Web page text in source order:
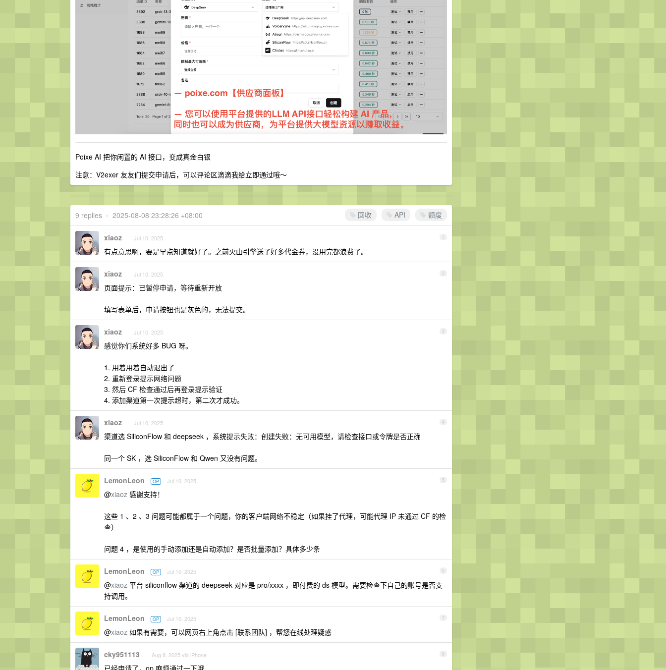
Poixe AI 把你闲置的 AI 接口，变成真金白银
注意：V2exer 友友们提交申请后，可以评论区滴滴我给立即通过哦～
回收 API 额度
9 replies • 2025-08-08 23:28:26 +08:00
1
xiaoz Jul 10, 2025
有点意思啊，要是早点知道就好了。之前火山引擎送了好多代金券，没用完都浪费了。
2
xiaoz Jul 10, 2025
页面提示：已暂停申请，等待重新开放
填写表单后，申请按钮也是灰色的，无法提交。
3
xiaoz Jul 10, 2025
感觉你们系统好多 BUG 呀。
1. 用着用着自动退出了
2. 重新登录提示网络问题
3. 然后 CF 检查通过后再登录提示验证
4. 添加渠道第一次提示超时，第二次才成功。
4
xiaoz Jul 10, 2025
渠道选 SiliconFlow 和 deepseek ，系统提示失败：创建失败：无可用模型，请检查接口或令牌是否正确
同一个 SK ，选 SiliconFlow 和 Qwen 又没有问题。
5
LemonLeon OP Jul 10, 2025
@xiaoz 感谢支持！
这些 1 、2 、3 问题可能都属于一个问题，你的客户端网络不稳定（如果挂了代理，可能代理 IP 未通过 CF 的检
查）
问题 4 ，是使用的手动添加还是自动添加？是否批量添加？具体多少条
6
LemonLeon OP Jul 10, 2025
@xiaoz 平台 siliconflow 渠道的 deepseek 对应是 pro/xxxx ，即付费的 ds 模型。需要检查下自己的账号是否支
持调用。
7
LemonLeon OP Jul 10, 2025
@xiaoz 如果有需要，可以网页右上角点击 [联系团队] ，帮您在线处理疑惑
8
cky951113 Aug 8, 2025 via iPhone